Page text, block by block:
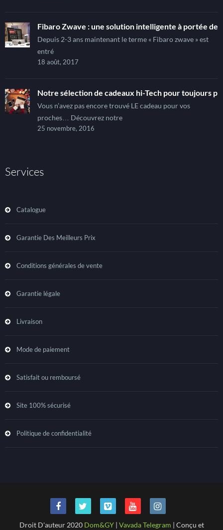
Fibaro Zwave : une solution intelligente à portée de
Depuis 2-3 ans maintenant le terme « Fibaro zwave » est
entré
18 août, 2017
Notre sélection de cadeaux hi-Tech pour toujours
Vous n’avez pas encore trouvé LE cadeau pour vos
proches… Découvrez notre
25 novembre, 2016
Services
Catalogue
Garantie Des Meilleurs Prix
Conditions générales de vente
Garantie légale
Livraison
Mode de paiement
Satisfait ou remboursé
Site 100% sécurisé
Politique de confidentialité
Droit D'auteur 2020 Dom&GY| Vavada Telegram | Conçu et